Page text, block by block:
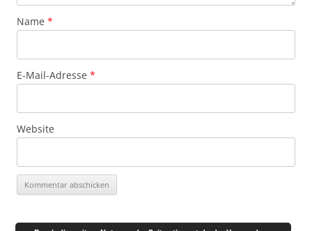
Name *
E-Mail-Adresse *
Website